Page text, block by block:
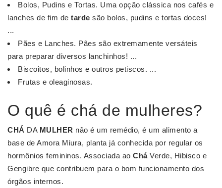
Bolos, Pudins e Tortas. Uma opção clássica nos cafés e
lanches de fim de tarde são bolos, pudins e tortas doces!
...
Pães e Lanches. Pães são extremamente versáteis
para preparar diversos lanchinhos! ...
Biscoitos, bolinhos e outros petiscos. ...
Frutas e oleaginosas.
O quê é chá de mulheres?
CHÁ DA MULHER não é um remédio, é um alimento a
base de Amora Miura, planta já conhecida por regular os
hormônios femininos. Associada ao CháVerde, Hibisco e
Gengibre que contribuem para o bom funcionamento dos
órgãos internos.